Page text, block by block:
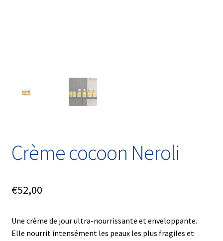
Crème cocoon Neroli
€52,00
Une crème de jour ultra-nourrissante et enveloppante.
Elle nourrit intensément les peaux les plus fragiles et